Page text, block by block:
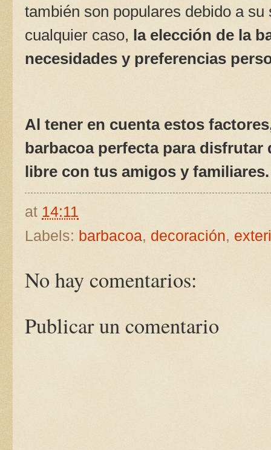
también son populares debido a
cualquier caso, la elección de la
necesidades y preferencias
Al tener en cuenta estos
barbacoa perfecta para disfrutar
libre con tus amigos y
at 14:11
Labels: barbacoa, decoración,
No hay comentarios:
Publicar un comentario